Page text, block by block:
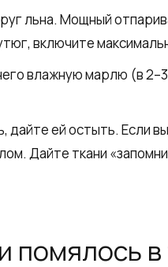
льна. Мощный
включите
влажную марлю (в
дайте ей остыть. Если
Дайте ткани
помялось